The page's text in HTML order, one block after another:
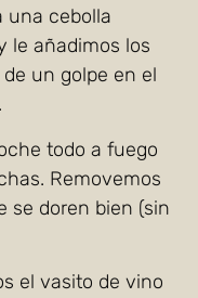
una cebolla
le añadimos los
un golpe en el
todo a fuego
Removemos
se doren bien (sin
el vasito de vino